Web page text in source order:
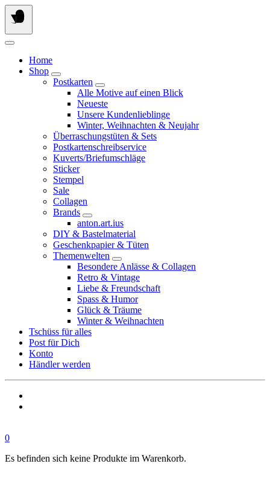
Springe
zum
Inhalt
Home
Shop
Postkarten
Alle Motive auf einen Blick
Neueste
Unsere Kundenlieblinge
Winter, Weihnachten & Neujahr
Überraschungstüten & Sets
Postkartenschreibservice
Kuverts/Briefumschläge
Sticker
Stempel
Sale
Collagen
Brands
anton.art.ius
DIY & Bastelmaterial
Geschenkpapier & Tüten
Themenwelten
Besondere Anlässe & Collagen
Retro & Vintage
Liebe & Freundschaft
Spass & Humor
Glück & Träume
Winter & Weihnachten
Tschüss für alles
Post für Dich
Konto
Händler werden
0
Es befinden sich keine Produkte im Warenkorb.